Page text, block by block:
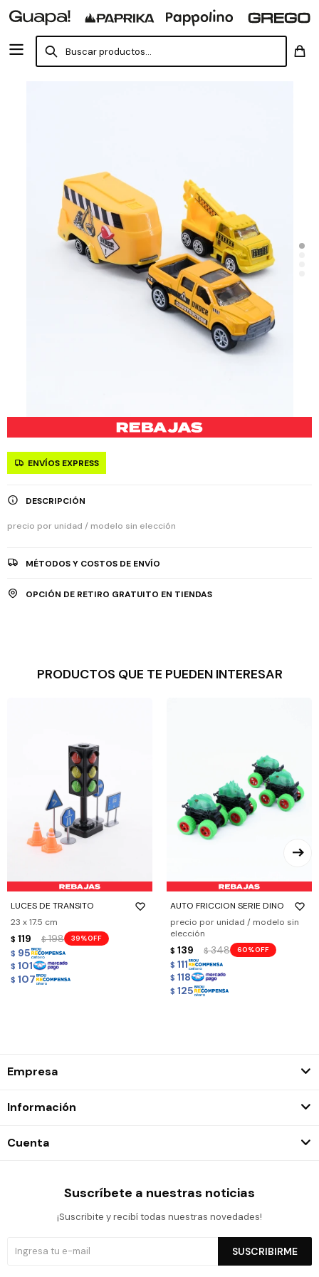
ENVÍOS EXPRESS
DESCRIPCIÓN
precio por unidad / modelo sin elección
MÉTODOS Y COSTOS DE ENVÍO
OPCIÓN DE RETIRO GRATUITO EN TIENDAS
PRODUCTOS QUE TE PUEDEN INTERESAR
LUCES DE TRANSITO
23 x 17.5 cm
$ 119 $ 198 39
$ 95
$ 101
$ 107
AUTO FRICCION SERIE DINO
precio por unidad / modelo sin
elección
$ 139 $ 348 60
$ 111
$ 118
$ 125
Empresa
Información
Cuenta
Suscríbete a nuestras noticias
¡Suscribite y recibí todas nuestras novedades!
SUSCRIBIRME